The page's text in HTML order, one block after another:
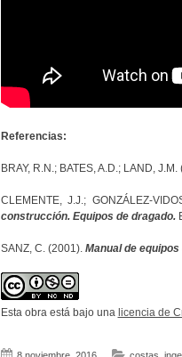
Referencias:
BRAY, R.N.; BATES, A.D.; LAND,
CLEMENTE, J.J.; GONZÁLEZ-
construcción. Equipos de dragado.
SANZ, C. (2001). Manual de
Esta obra está bajo una licencia de
8 noviembre, 2016 costas